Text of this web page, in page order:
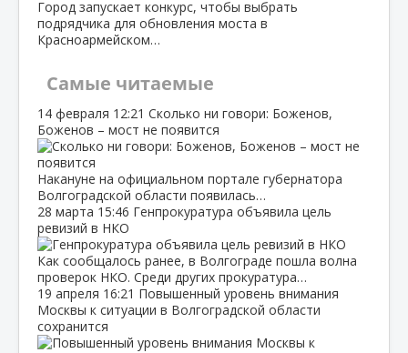
Город запускает конкурс, чтобы выбрать
подрядчика для обновления моста в
Красноармейском…
Самые читаемые
14 февраля 12:21 Сколько ни говори: Боженов,
Боженов – мост не появится
Накануне на официальном портале губернатора
Волгоградской области появилась…
28 марта 15:46 Генпрокуратура объявила цель
ревизий в НКО
Как сообщалось ранее, в Волгограде пошла волна
проверок НКО. Среди других прокуратура…
19 апреля 16:21 Повышенный уровень внимания
Москвы к ситуации в Волгоградской области
сохранится